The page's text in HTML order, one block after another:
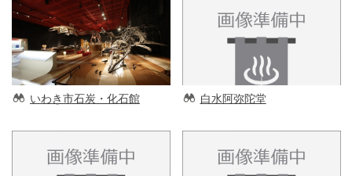
いわき市石炭・化石館 白水阿弥陀堂